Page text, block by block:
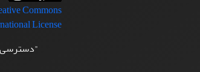
Commons
License
"دسترسی